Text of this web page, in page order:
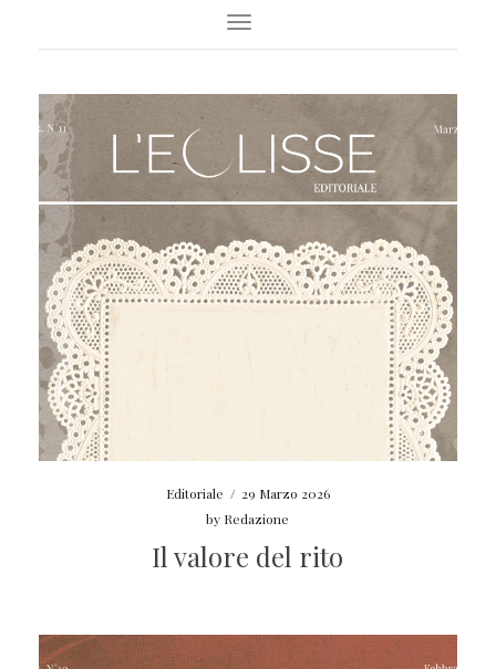
Toggle Navigation
Editoriale / 29 Marzo 2026
by Redazione
Il valore del rito